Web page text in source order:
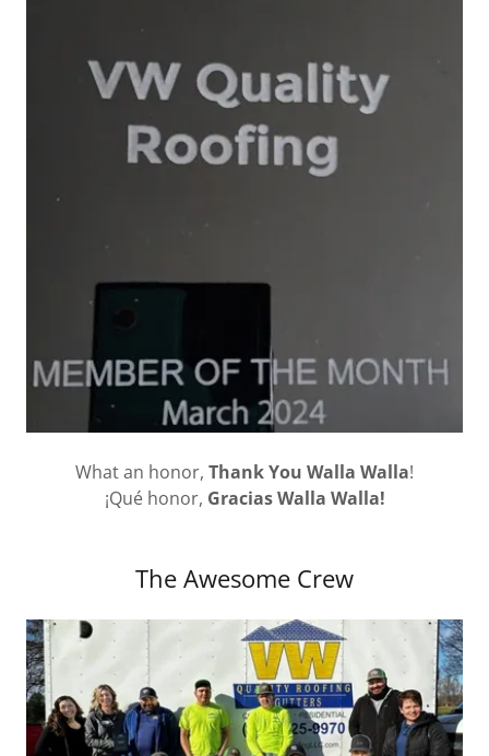
What an honor, Thank You Walla Walla!
¡Qué honor, Gracias Walla Walla!
The Awesome Crew